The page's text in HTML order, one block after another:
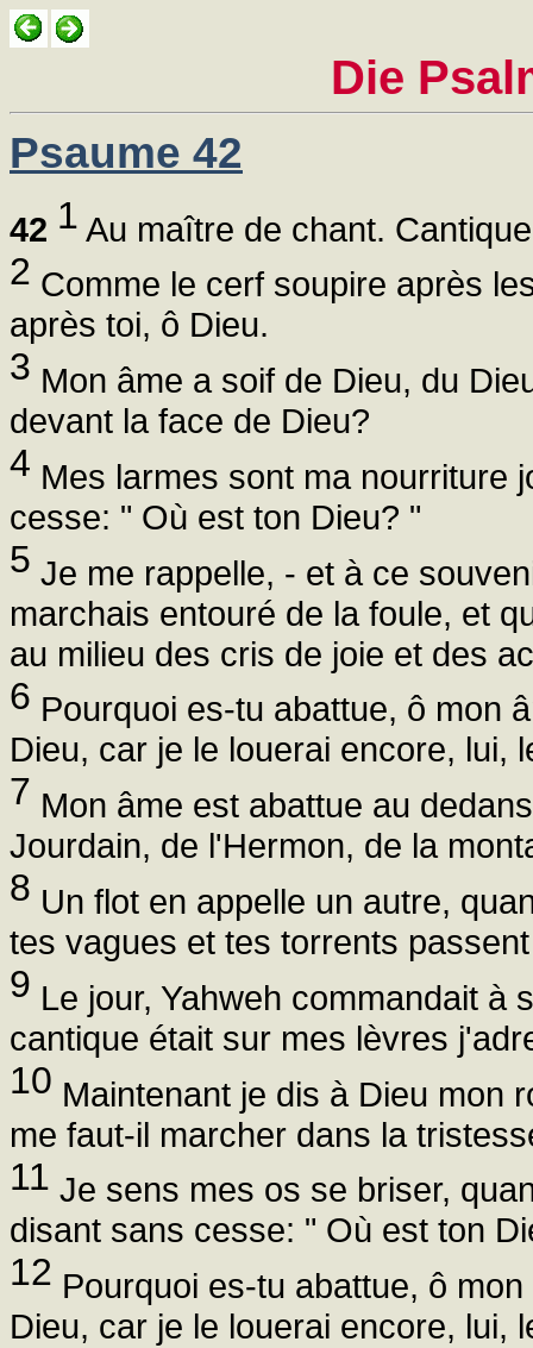
Die
Psaume 42
42 1 Au maître de chant.
2 Comme le cerf soupire après
après toi, ô Dieu.
3 Mon âme a soif de Dieu, du
devant la face de Dieu?
4 Mes larmes sont ma nourriture
cesse: " Où est ton Dieu? "
5 Je me rappelle, - et à ce
marchais entouré de la foule, et
au milieu des cris de joie et des
6 Pourquoi es-tu abattue, ô mon
Dieu, car je le louerai encore, lui,
7 Mon âme est abattue au
Jourdain, de l'Hermon, de la
8 Un flot en appelle un autre,
tes vagues et tes torrents
9 Le jour, Yahweh commandait à
cantique était sur mes lèvres
10 Maintenant je dis à Dieu mon
me faut-il marcher dans la
11 Je sens mes os se briser,
disant sans cesse: " Où est ton
12 Pourquoi es-tu abattue, ô
Dieu, car je le louerai encore, lui,